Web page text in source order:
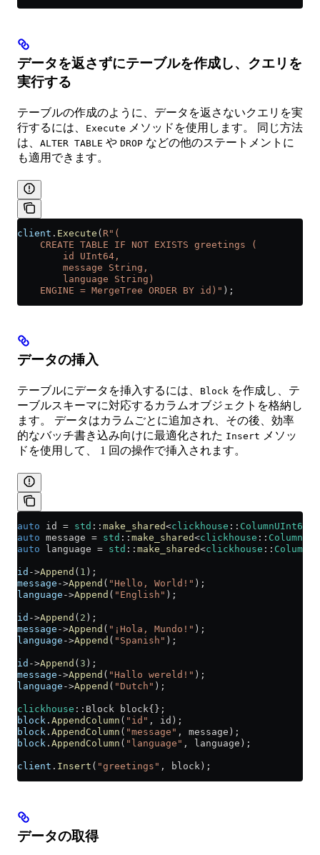
データを返さずにテーブルを作成し、クエリを
実行する
テーブルの作成のように、データを返さないクエリを実
行するには、
Execute メソッドを使用します。 同じ方法
は、 ALTER TABLE や DROP などの他のステートメントに
も適用できます。
client . Execute ( R"(
    CREATE TABLE IF NOT EXISTS greetings (
        id UInt64,
        message String,
        language String)
    ENGINE = MergeTree ORDER BY id)"
);
データの挿入
テーブルにデータを挿入するには、 Block を作成し、テ
ーブルスキーマに対応するカラムオブジェクトを格納し
ます。 データはカラムごとに追加され、その後、効率
的なバッチ書き込み向けに最適化された Insert メソッ
ドを使用して、 1 回の操作で挿入されます。
auto id = std :: make_shared<clickhouse :: ColumnUInt64
auto message = std :: make_shared<clickhouse ::
auto language = std :: make_shared<clickhouse ::
id ->Append ( 1 );
message ->Append ( "Hello, World!" );
language ->Append ( "English" );
id ->Append ( 2 );
message ->Append ( "¡Hola, Mundo!" );
language ->Append ( "Spanish" );
id ->Append ( 3 );
message ->Append ( "Hallo wereld!" );
language ->Append ( "Dutch" );
clickhouse ::Block block{};
block . AppendColumn ( "id" , id);
block . AppendColumn ( "message" , message);
block . AppendColumn ( "language" , language);
client . Insert ( "greetings" , block);
データの取得